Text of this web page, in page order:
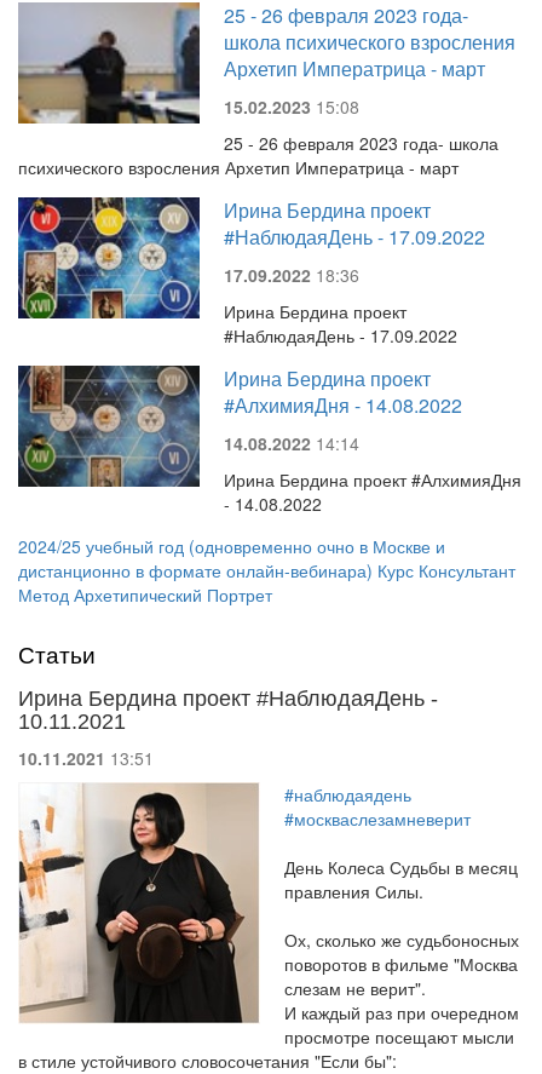
25 - 26 февраля 2023 года-
школа психического взросления
Архетип Императрица - март
15.02.2023 15:08
25 - 26 февраля 2023 года- школа
психического взросления Архетип Императрица - март
Ирина Бердина проект
#НаблюдаяДень - 17.09.2022
17.09.2022 18:36
Ирина Бердина проект
#НаблюдаяДень - 17.09.2022
Ирина Бердина проект
#АлхимияДня - 14.08.2022
14.08.2022 14:14
Ирина Бердина проект #АлхимияДня
- 14.08.2022
2024/25 учебный год (одновременно очно в Москве и
дистанционно в формате онлайн-вебинара) Курс Консультант
Метод Архетипический Портрет
Статьи
Ирина Бердина проект #НаблюдаяДень -
10.11.2021
10.11.2021 13:51
#наблюдаядень
#москваслезамневерит
День Колеса Судьбы в месяц
правления Силы.
Ох, сколько же судьбоносных
поворотов в фильме "Москва
слезам не верит".
И каждый раз при очередном
просмотре посещают мысли
в стиле устойчивого словосочетания "Если бы":